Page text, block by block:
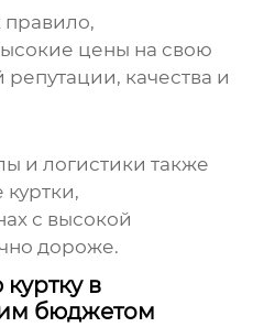
правило,
цены на свою
качества и
и логистики также
куртки,
с высокой
дороже.
в
бюджетом